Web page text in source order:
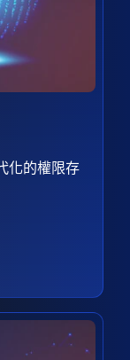
化的權限存